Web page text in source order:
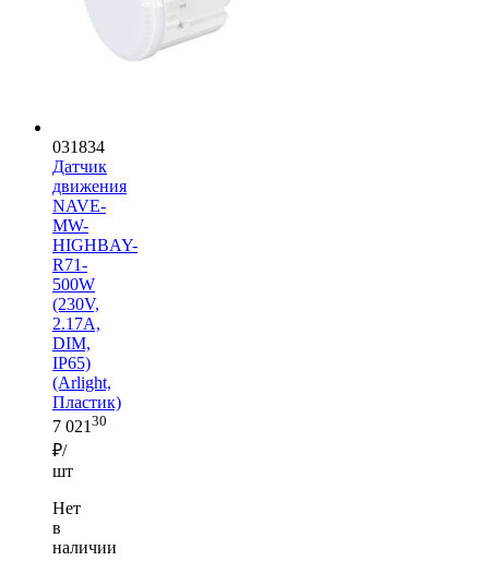
031834
Датчик
движения
NAVE-
MW-
HIGHBAY-
R71-
500W
(230V,
2.17A,
DIM,
IP65)
(Arlight,
Пластик)
7 02130
₽/
шт
Нет
в
наличии